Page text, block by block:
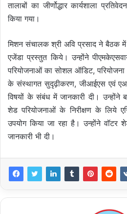
तालाबों का जीर्णोद्धार कार्यशाला
किया गया।
मिशन संचालक श्री अवि प्रसाद ने बैठक में
एजेंडा प्रस्तुत किये। उन्होंने
परियोजनाओं का सोशल ऑडिट,
के संस्थागत सुदृढ़ीकरण, जीआईएस एवं
विषयों के संबंध में जानकारी दी। उन्होंने
शेड परियोजनाओं के निरीक्षण के लिये
उपयोग किया जा रहा है। उन्होंने वॉटर
जानकारी भी दी।